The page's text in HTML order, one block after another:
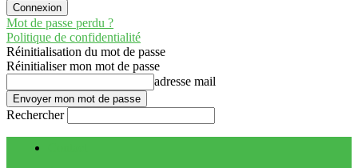
Mot de passe perdu ?
Politique de confidentialité
Réinitialisation du mot de passe
Réinitialiser mon mot de passe
adresse mail
Rechercher